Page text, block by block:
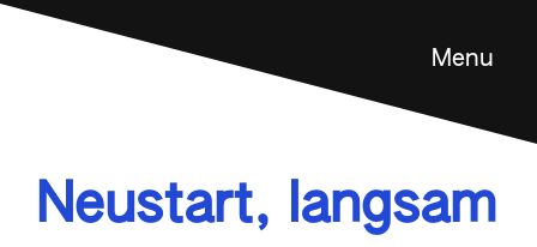
Feldenkrais Methode
Über mich
Menu
Neustart, langsam